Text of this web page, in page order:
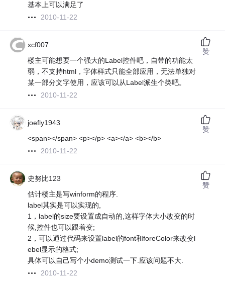
基本上可以满足了
2010-11-22
xcf007
楼主可能想要一个强大的Label控件吧，自带的功能太
弱，不支持html，字体样式只能全部应用，无法单独对
某一部分文字使用，应该可以从Label派生个类吧。
2010-11-22
赞
joefly1943
<span></span> <p></p> <a></a> <b></b>
2010-11-22
赞
史努比123
估计楼主是写winform的程序.
label其实是可以实现的,
1，label的size要设置成自动的,这样字体大小改变的时
候,控件也可以跟着变;
2，可以通过代码来设置label的font和foreColor来改变l
ebel显示的格式;
具体可以自己写个小demo测试一下.应该问题不大.
2010-11-22
赞